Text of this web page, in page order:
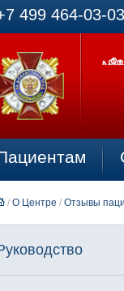
499 464-03-03
/ О Центре / Отзывы